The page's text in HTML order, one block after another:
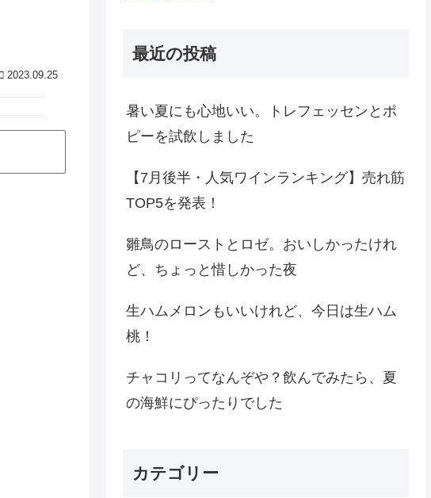
2023.09.25
最近の投稿
暑い夏にも心地いい。トレフェッセンとポ
ピーを試飲しました
【7月後半・人気ワインランキング】売れ筋
TOP5を発表！
雛鳥のローストとロゼ。おいしかったけれ
ど、ちょっと惜しかった夜
生ハムメロンもいいけれど、今日は生ハム
桃！
チャコリってなんぞや？飲んでみたら、夏
の海鮮にぴったりでした
カテゴリー